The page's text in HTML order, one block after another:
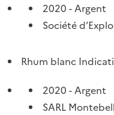
2020 - Argent
Société
Rhum blanc
2020 - Argent
SARL